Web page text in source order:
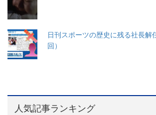
日刊スポーツの歴史に残る社長解
回）
人気記事ランキング